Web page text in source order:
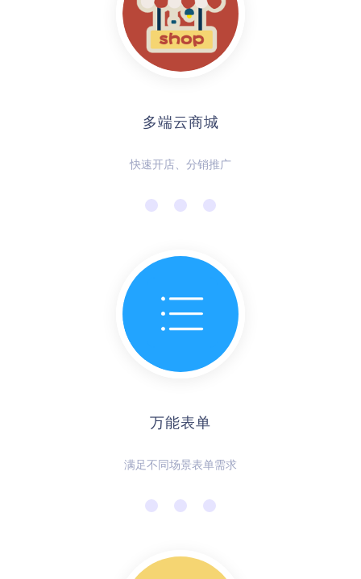
多端云商城
快速开店、分销推广
万能表单
满足不同场景表单需求